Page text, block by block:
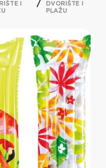
I
DVORIŠTE I
PLAŽU